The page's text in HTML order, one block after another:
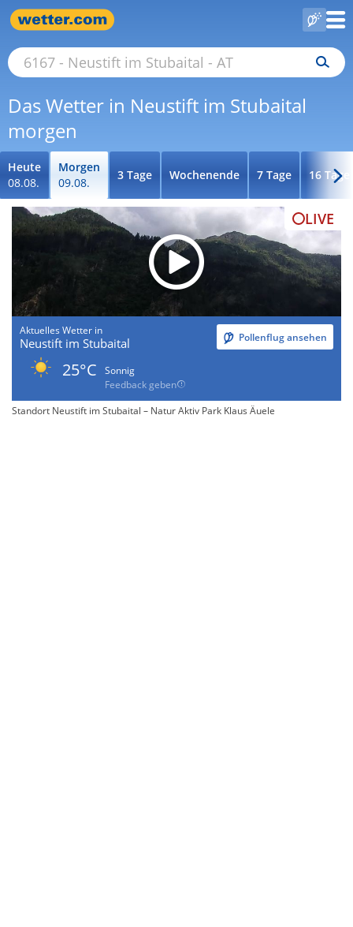
Das Wetter in Neustift im Stubaital
morgen
Heute
08.08.
Morgen
09.08.
3 Tage Wochenende 7 Tage 16 Tage
LIVE
Aktuelles Wetter in
Neustift im Stubaital Pollenflug ansehen
25°C
Sonnig
Feedback geben
Standort Neustift im Stubaital – Natur Aktiv Park Klaus Äuele